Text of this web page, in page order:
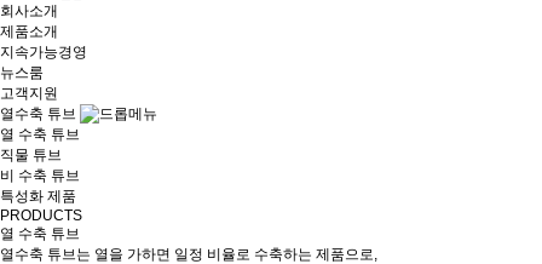
회사소개
제품소개
지속가능경영
뉴스룸
고객지원
열수축 튜브
열 수축 튜브
직물 튜브
비 수축 튜브
특성화 제품
PRODUCTS
열 수축 튜브
열수축 튜브는 열을 가하면 일정 비율로 수축하는 제품으로,